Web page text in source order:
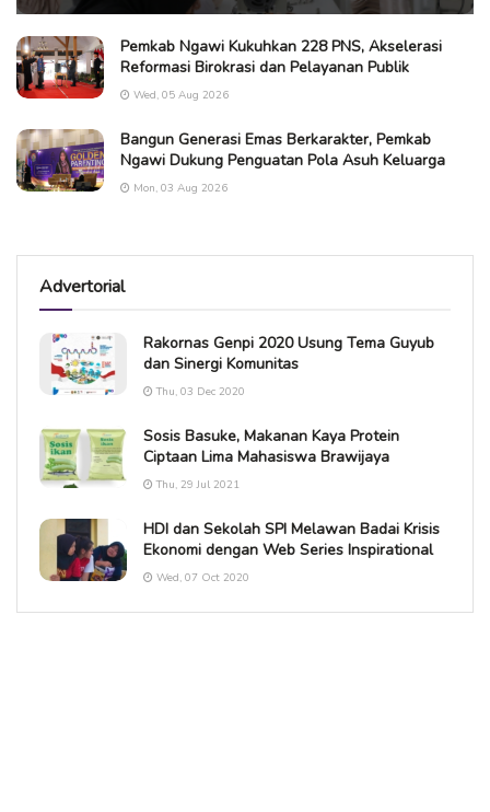
Pemkab Ngawi Kukuhkan 228 PNS, Akselerasi
Reformasi Birokrasi dan Pelayanan Publik
Wed, 05 Aug 2026
Bangun Generasi Emas Berkarakter, Pemkab
Ngawi Dukung Penguatan Pola Asuh Keluarga
Mon, 03 Aug 2026
Advertorial
Rakornas Genpi 2020 Usung Tema Guyub
dan Sinergi Komunitas
Thu, 03 Dec 2020
Sosis Basuke, Makanan Kaya Protein
Ciptaan Lima Mahasiswa Brawijaya
Thu, 29 Jul 2021
HDI dan Sekolah SPI Melawan Badai Krisis
Ekonomi dengan Web Series Inspirational
Wed, 07 Oct 2020